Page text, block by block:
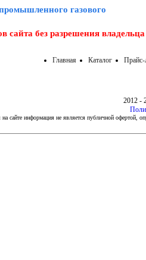
газового
сайта без разрешения владельца
Главная Каталог Прайс-
2012 -
на сайте информация не является публичной